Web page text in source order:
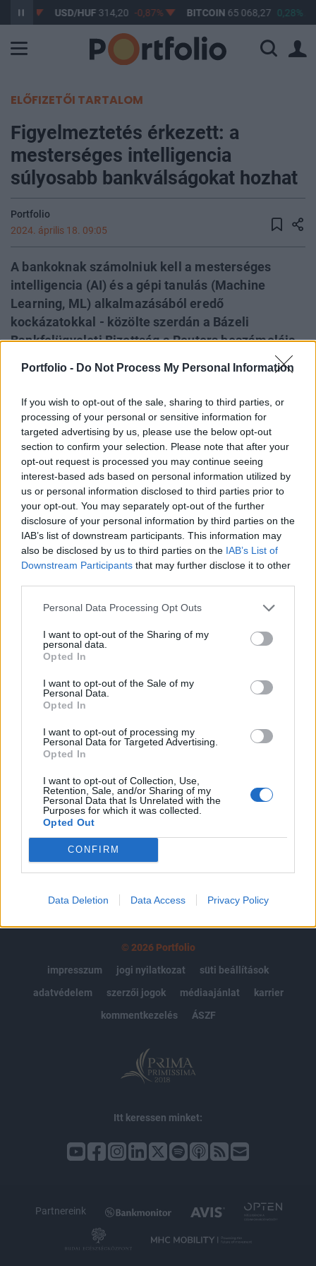
Portfolio - Do Not Process My Personal Information
If you wish to opt-out of the sale, sharing to third parties, or
processing of your personal or sensitive information for
targeted advertising by us, please use the below opt-out
section to confirm your selection. Please note that after your
opt-out request is processed you may continue seeing
interest-based ads based on personal information utilized by
us or personal information disclosed to third parties prior to
your opt-out. You may separately opt-out of the further
disclosure of your personal information by third parties on the
IAB’s list of downstream participants. This information may
also be disclosed by us to third parties on the IAB’s List of
Downstream Participants that may further disclose it to other
Personal Data Processing Opt Outs
I want to opt-out of the Sharing of my
personal data.
Opted In
I want to opt-out of the Sale of my
Personal Data.
Opted In
I want to opt-out of processing my
Personal Data for Targeted Advertising.
Opted In
I want to opt-out of Collection, Use,
Retention, Sale, and/or Sharing of my
Personal Data that Is Unrelated with the
Purposes for which it was collected.
Opted Out
CONFIRM
Data Deletion Data Access Privacy Policy
-0,61% USD/HUF 314,20 -0,87% BITCOIN 65 068,27 0,28%
ELŐFIZETŐI TARTALOM
Figyelmeztetés érkezett: a
mesterséges intelligencia
súlyosabb bankválságokat hozhat
Portfolio
2024. április 18. 09:05
A bankoknak számolniuk kell a mesterséges
intelligencia (AI) és a gépi tanulás (Machine
Learning, ML) alkalmazásából eredő
kockázatokkal - közölte szerdán a Bázeli
Bankfelügyeleti Bizottság a Reuters beszámolója
szerint. Egy teljes konferencianapon keresztül
azzal foglalkozunk az AI in Business c.
rendezvényünkön április 23-án, milyen
változásokat hoz az AI az üzlet számára az egyes
szektorokban és területeken.
AI in Business 2024Hasonló témákról is szó lesz az AI in
Business rendezvényünkön jövő kedden. Regisztráció és
részletek itt!Információ és jelentkezés Egyelőre
megválaszolatlan kérdéseket láthatunk arra vonatkozóan,
hogy a mesterséges intelligencia használata vagy a gépi
tanulás (Machine Learning) alkalmazása a banki
tevékenységben nettó pozitív vagy negatív hatással...
KEDVES OLVASÓNK!
A keresett cikk a portfolio.hu hírarchívumához
tartozik, melynek olvasása előfizetéses
Az előfizetés a következőket tartalmazza:
Portfolio.hu teljes cikkarchívum
Kötéslisták: BÉT elmúlt 2 év napon belüli
kötéslistái
Előfizetés
MÁR ELŐFIZETŐNK VAGY?BEJELENTKEZÉS
© 2026 Portfolio
impresszum
jogi nyilatkozat
süti beállítások
adatvédelem
szerzői jogok médiaajánlat
karrier
kommentkezelés
ÁSZF
Itt keressen minket:
Partnereink